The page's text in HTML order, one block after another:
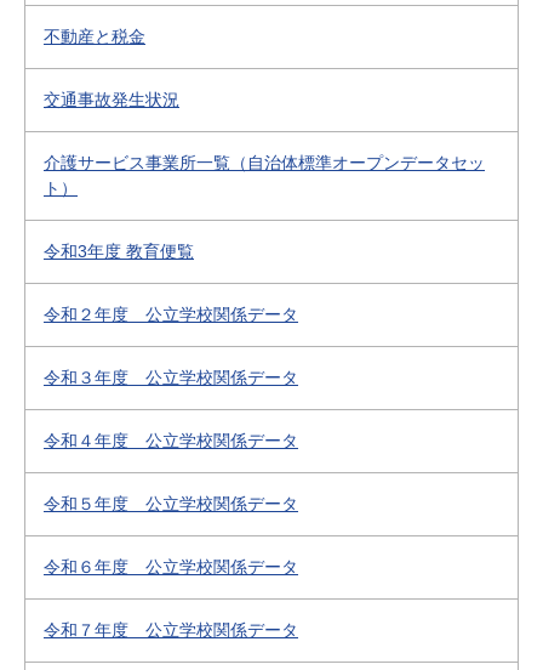
不動産と税金
交通事故発生状況
介護サービス事業所一覧（自治体標準オープンデータセッ
ト）
令和3年度 教育便覧
令和２年度 公立学校関係データ
令和３年度 公立学校関係データ
令和４年度 公立学校関係データ
令和５年度 公立学校関係データ
令和６年度 公立学校関係データ
令和７年度 公立学校関係データ